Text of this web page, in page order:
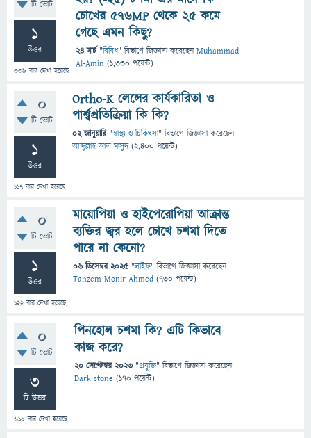
টি ভোট
1
উত্তর
339 বার দেখা হয়েছে
চোখের ৫৭৬MP থেকে ২৫ কমে
গেছে এমন কিছু?
24 মার্চ "বিবিধ" বিভাগে জিজ্ঞাসাকরেছেনMuhammad
Al-Amin (1,330 পয়েন্ট)
0
টি ভোট
1
উত্তর
117 বার দেখা হয়েছে
Ortho-K লেন্সের কার্যকারিতা ও
পার্শ্বপ্রতিক্রিয়া কি কি?
02 জানুয়ারি "স্বাস্থ্য ও চিকিৎসা" বিভাগে জিজ্ঞাসাকরেছেন
আব্দুল্লাহ আল মাসুদ (2,400 পয়েন্ট)
0
টি ভোট
1
উত্তর
122বার দেখা হয়েছে
মায়োপিয়া ও হাইপেরোপিয়া আক্রান্ত
ব্যক্তির জ্বর হলে চোখে চশমা দিতে
পারে না কেনো?
06 ডিসেম্বর 2025 "লাইফ" বিভাগে জিজ্ঞাসাকরেছেন
Tanzem Monir Ahmed (730 পয়েন্ট)
0
টি ভোট
3
টি উত্তর
610 বার দেখা হয়েছে
পিনহোল চশমা কি? এটি কিভাবে
কাজ করে?
20 সেপ্টেম্বর 2023 "প্রযুক্তি" বিভাগে জিজ্ঞাসাকরেছেন
Dark stone (170 পয়েন্ট)